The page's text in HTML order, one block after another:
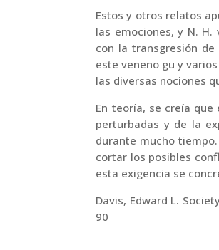
Estos y otros relatos
las emociones, y N.
con la transgresión
este veneno gu y
las diversas nociones
En teoría, se creía
perturbadas y de la
durante mucho
cortar los posibles
esta exigencia se
Davis, Edward L.
90